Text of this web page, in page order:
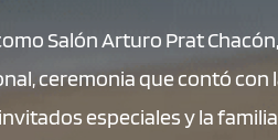
Salón Arturo Prat
ceremonia que contó con
especiales y la